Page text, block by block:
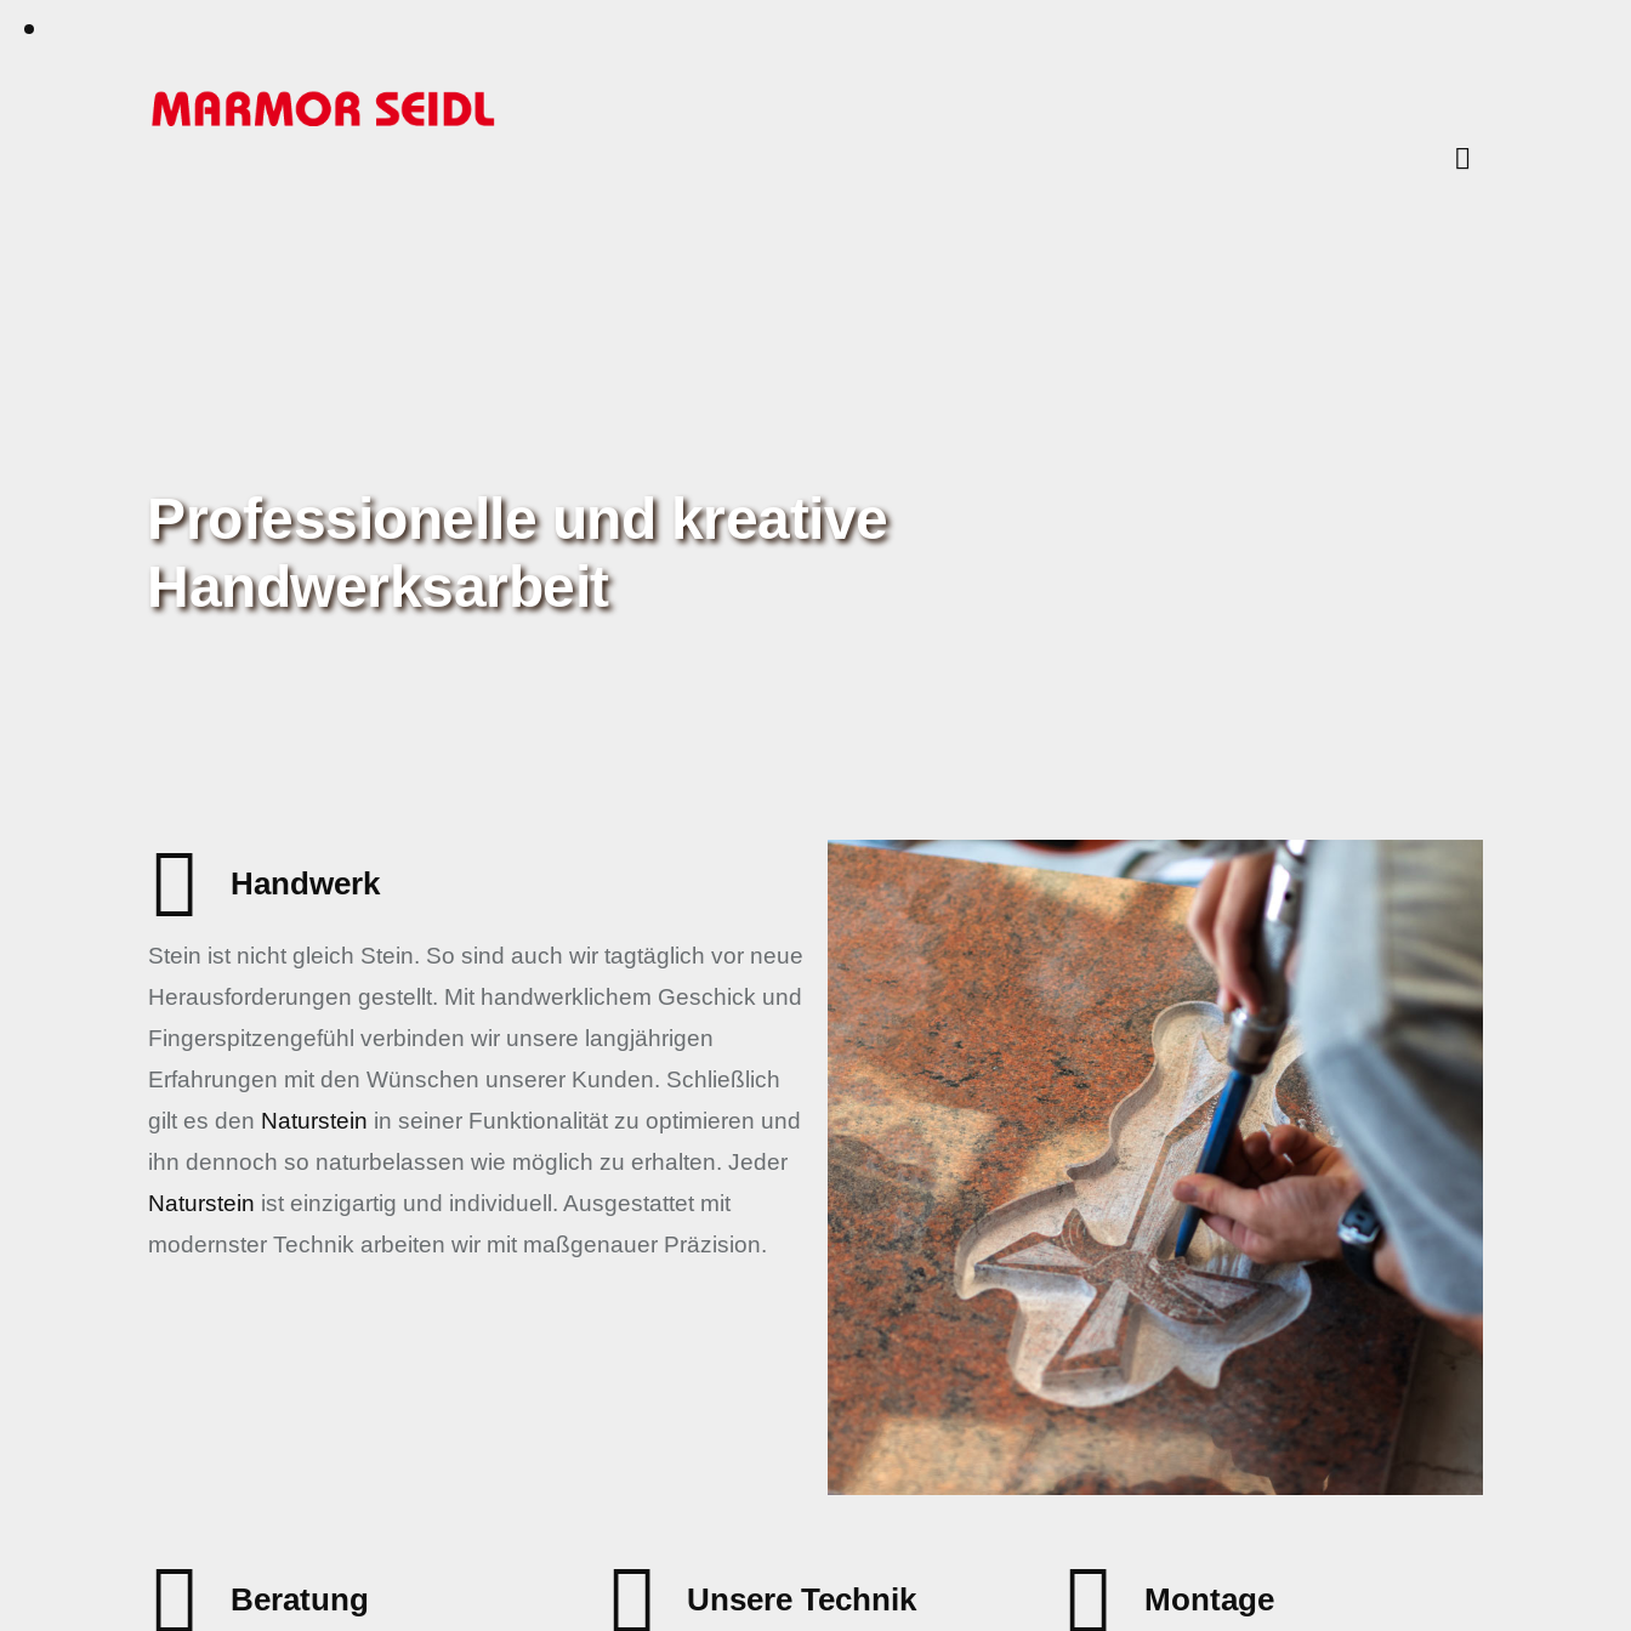
Professionelle und kreative
Handwerksarbeit
Handwerk
Stein ist nicht gleich Stein. So sind auch wir tagtäglich vor neue
Herausforderungen gestellt. Mit handwerklichem Geschick und
Fingerspitzengefühl verbinden wir unsere langjährigen
Erfahrungen mit den Wünschen unserer Kunden. Schließlich
gilt es den Naturstein in seiner Funktionalität zu optimieren und
ihn dennoch so naturbelassen wie möglich zu erhalten. Jeder
Naturstein ist einzigartig und individuell. Ausgestattet mit
modernster Technik arbeiten wir mit maßgenauer Präzision.
Beratung Unsere Technik Montage